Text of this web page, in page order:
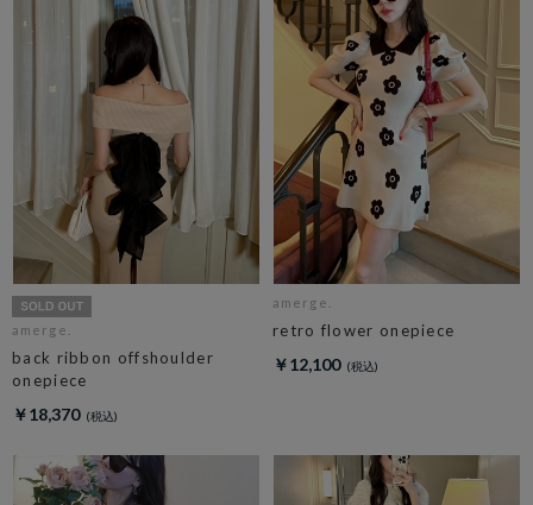
amerge.
back ribbon offshoulder
onepiece
￥18,370
amerge.
retro flower onepiece
￥12,100